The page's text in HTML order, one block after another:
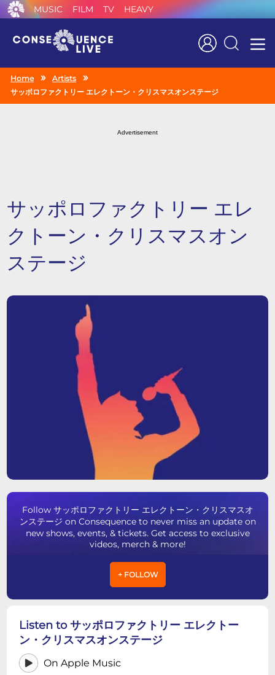
MUSIC FILM TV HEAVY
Search
Home
Artists
サッポロファクトリー エレクトーン・クリスマスオンステージ
Advertisement
サッポロファクトリー エレ
クトーン・クリスマスオン
ステージ
Follow サッポロファクトリー エレクトーン・クリスマスオ
ンステージ on Consequence to never miss an update on
new shows, events, & tickets. Get access to exclusive
videos, merch & more!
+ FOLLOW
Listen to サッポロファクトリー エレクトー
ン・クリスマスオンステージ
On Apple Music